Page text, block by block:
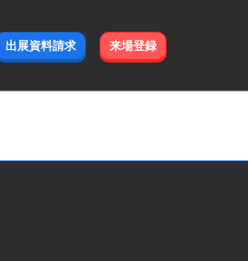
出展資料請求 来場登録